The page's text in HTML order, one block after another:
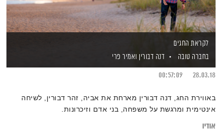
לקראת החגים
בחברה טובה
דנה דבורין ואמיר פרי
28.03.18
00:57:09
באווירת החג, דנה דבורין מארחת את אביה, זהר דבורין, לשיחה
אינטימית ומרגשת על משפחה, בני אדם וזיכרונות.
אודיו